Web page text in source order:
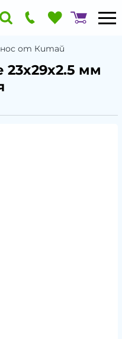
от Китай
23x29x2.5 мм